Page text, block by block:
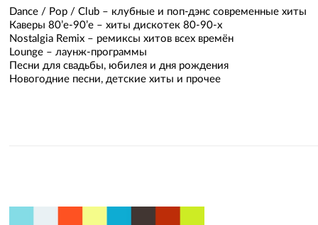
Dance / Pop / Club – клубные и поп-дэнс современные хиты
Каверы 80’e-90’e – хиты дискотек 80-90-х
Nostalgia Remix – ремиксы хитов всех времён
Lounge – лаунж-программы
Песни для свадьбы, юбилея и дня рождения
Новогодние песни, детские хиты и прочее